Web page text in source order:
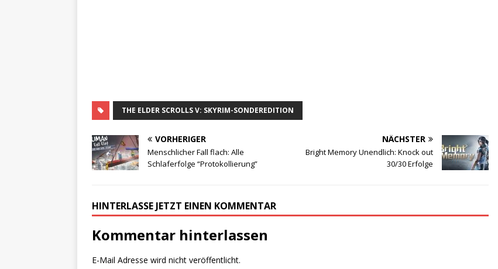
THE ELDER SCROLLS V: SKYRIM-SONDEREDITION
VORHERIGER
Menschlicher Fall flach: Alle
Schlaferfolge “Protokollierung”
NÄCHSTER
Bright Memory Unendlich: Knock out
30/30 Erfolge
HINTERLASSE JETZT EINEN KOMMENTAR
Kommentar hinterlassen
E-Mail Adresse wird nicht veröffentlicht.